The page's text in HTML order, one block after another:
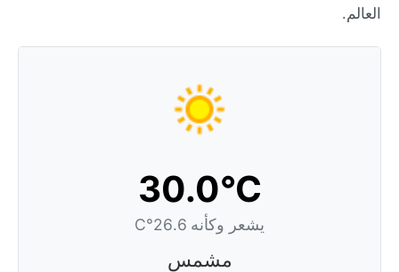
العالم.
30.0°C
يشعر وكأنه 26.6°C
مشمس